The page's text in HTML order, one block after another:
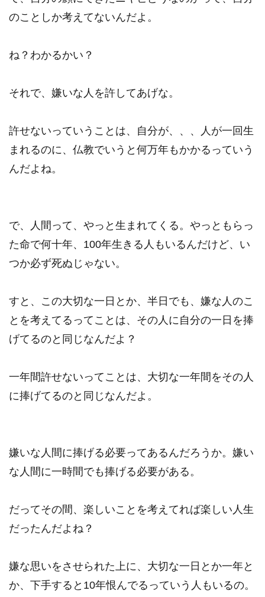
のことしか考えてないんだよ。
ね？わかるかい？
それで、嫌いな人を許してあげな。
許せないっていうことは、自分が、、、人が一回生
まれるのに、仏教でいうと何万年もかかるっていう
んだよね。
で、人間って、やっと生まれてくる。やっともらっ
た命で何十年、100年生きる人もいるんだけど、い
つか必ず死ぬじゃない。
すと、この大切な一日とか、半日でも、嫌な人のこ
とを考えてるってことは、その人に自分の一日を捧
げてるのと同じなんだよ？
一年間許せないってことは、大切な一年間をその人
に捧げてるのと同じなんだよ。
嫌いな人間に捧げる必要ってあるんだろうか。嫌い
な人間に一時間でも捧げる必要がある。
だってその間、楽しいことを考えてれば楽しい人生
だったんだよね？
嫌な思いをさせられた上に、大切な一日とか一年と
か、下手すると10年恨んでるっていう人もいるの。